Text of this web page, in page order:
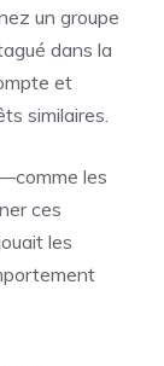
un groupe
dans la
et
similaires.
les
ces
les